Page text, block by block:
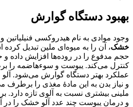
بهبود دستگاه گوارش
وجود موادی به نام هیدروکسی فنیلیاتین
خشک، آن را به میوه‌ای ملین تبدیل
حجم مدفوع را در روده‌ها افزایش داده و
کنترل می‌کند. یبوست و سوءهاضمه را
عملکرد بهتر دستگاه گوارش می‌شود.
و نیاز بدن به این مادۀ مغذی را برطرف
ملینی بیشتری نسبت به آلوی تازه
و درمان یبوست چند عدد آلو خشک را